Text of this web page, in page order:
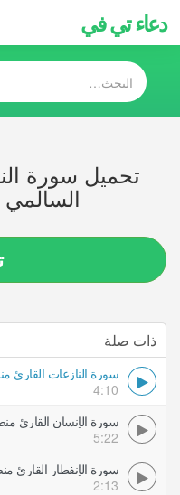
دعاء تي في
تحميل سورة
ذات صلة
سورة النازعات القارئ
4:10
سورة الإنسان القارئ
5:22
سورة الإنفطار القارئ
2:13